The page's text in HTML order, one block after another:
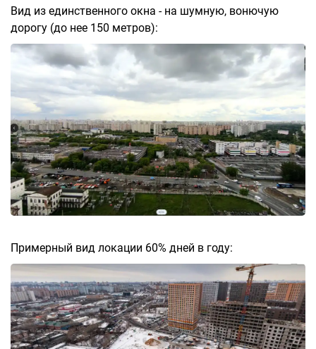
Вид из единственного окна - на шумную, вонючую
дорогу (до нее 150 метров):
Примерный вид локации 60% дней в году: